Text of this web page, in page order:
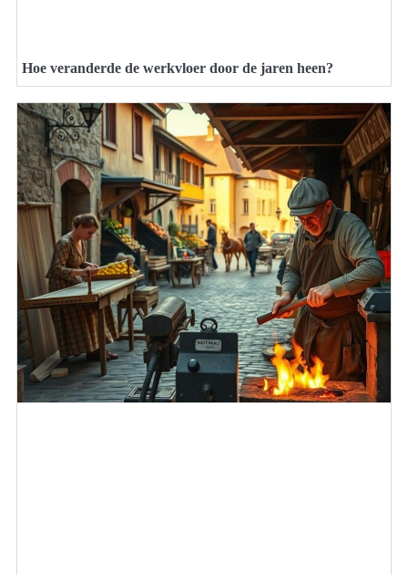
Hoe veranderde de werkvloer door de jaren heen?